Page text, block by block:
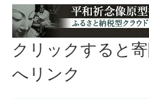
クリックすると
へリンク